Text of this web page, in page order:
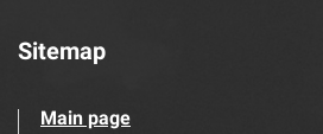
Sitemap
Main page